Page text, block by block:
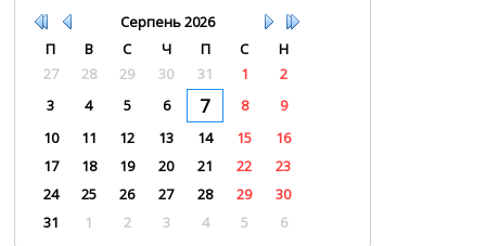
Серпень2026
П
В С Ч П С
Н
27
28 29 30 31 1
2
3
4 5 6 7 8
9
10
11 12 13 14 15
16
17
18 19 20 21 22
23
24
25 26 27 28 29
30
31
1 2 3 4 5 6